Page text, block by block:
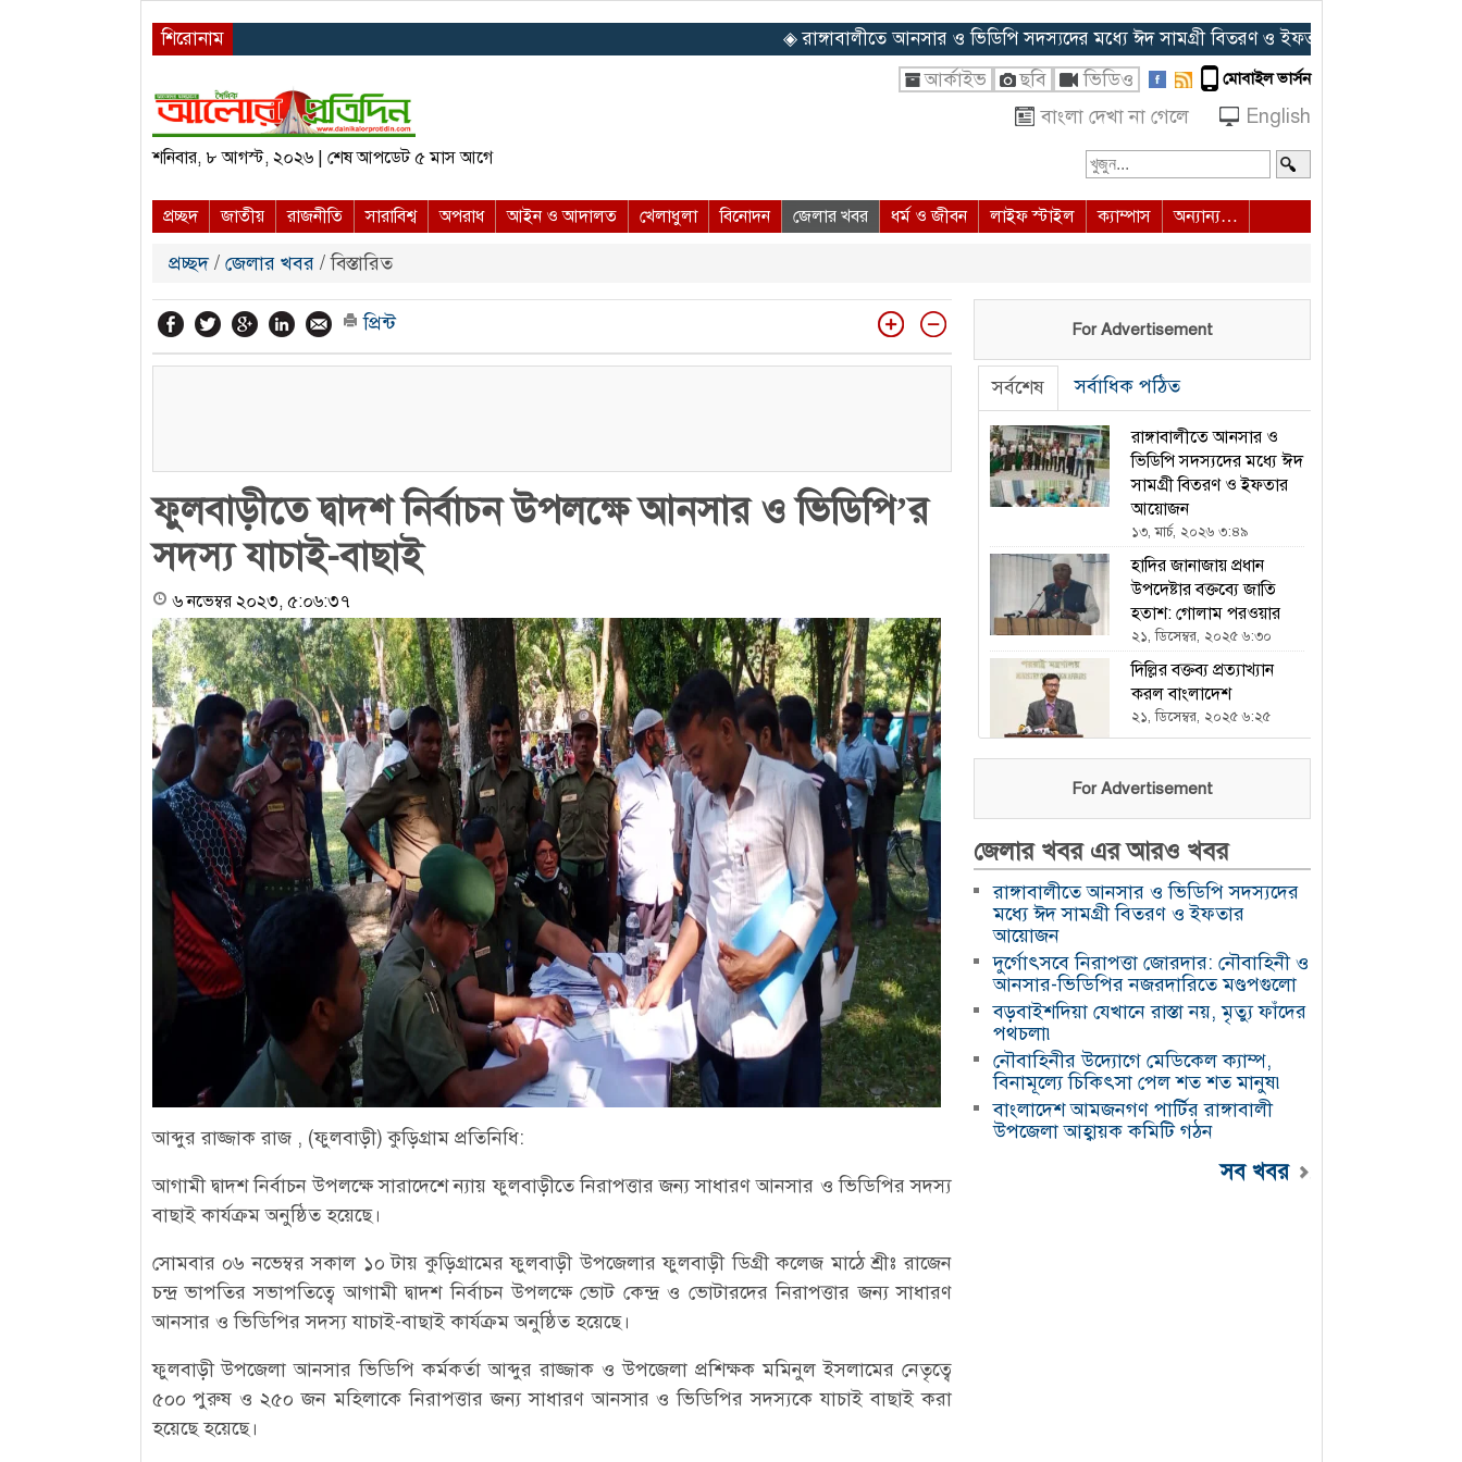
শিরোনাম ◈ রাঙ্গাবালীতে আনসার ও ভিডিপি সদস্যদের মধ্যে ঈদ সামগ্রী বিতরণ ও ইফতার আয়োজন
শনিবার, ৮ আগস্ট, ২০২৬ | শেষ আপডেট ৫ মাস আগে
মোবাইল ভার্সন
ভিডিও
ছবি
আর্কাইভ
English
বাংলা দেখা না গেলে
প্রচ্ছদ জাতীয় রাজনীতি সারাবিশ্ব অপরাধ আইন ও আদালত খেলাধুলা বিনোদন জেলার খবর ধর্ম ও জীবন লাইফ স্টাইল ক্যাম্পাস অন্যান্য…
প্রচ্ছদ/ জেলার খবর/ বিস্তারিত
প্রিন্ট
ফুলবাড়ীতে দ্বাদশ নির্বাচন উপলক্ষে আনসার ও ভিডিপি’র
সদস্য যাচাই-বাছাই
৬ নভেম্বর ২০২৩, ৫:০৬:৩৭
আব্দুর রাজ্জাক রাজ , (ফুলবাড়ী) কুড়িগ্রাম প্রতিনিধি:
আগামী দ্বাদশ নির্বাচন উপলক্ষে সারাদেশে ন্যায় ফুলবাড়ীতে নিরাপত্তার জন্য সাধারণ আনসার ও ভিডিপির সদস্য
বাছাই কার্যক্রম অনুষ্ঠিত হয়েছে।
সোমবার ০৬ নভেম্বর সকাল ১০ টায় কুড়িগ্রামের ফুলবাড়ী উপজেলার ফুলবাড়ী ডিগ্রী কলেজ মাঠে শ্রীঃ রাজেন
চন্দ্র ভাপতির সভাপতিত্বে আগামী দ্বাদশ নির্বাচন উপলক্ষে ভোট কেন্দ্র ও ভোটারদের নিরাপত্তার জন্য সাধারণ
আনসার ও ভিডিপির সদস্য যাচাই-বাছাই কার্যক্রম অনুষ্ঠিত হয়েছে।
ফুলবাড়ী উপজেলা আনসার ভিডিপি কর্মকর্তা আব্দুর রাজ্জাক ও উপজেলা প্রশিক্ষক মমিনুল ইসলামের নেতৃত্বে
৫০০ পুরুষ ও ২৫০ জন মহিলাকে নিরাপত্তার জন্য সাধারণ আনসার ও ভিডিপির সদস্যকে যাচাই বাছাই করা
হয়েছে হয়েছে।
For Advertisement
সর্বশেষ সর্বাধিক পঠিত
রাঙ্গাবালীতে আনসার ও
ভিডিপি সদস্যদের মধ্যে ঈদ
সামগ্রী বিতরণ ও ইফতার
আয়োজন
১৩, মার্চ, ২০২৬ ৩:৪৯
হাদির জানাজায় প্রধান
উপদেষ্টার বক্তব্যে জাতি
হতাশ: গোলাম পরওয়ার
২১, ডিসেম্বর, ২০২৫ ৬:৩০
দিল্লির বক্তব্য প্রত্যাখ্যান
করল বাংলাদেশ
২১, ডিসেম্বর, ২০২৫ ৬:২৫
ভারতকে হারিয়ে এশিয়া
কাপে চ্যাম্পিয়ন পাকিস্তান
এখন থেকে যৌথ বাহিনীর
অভিযান চলবে : ইসি
২১, ডিসেম্বর, ২০২৫ ৬:২১
হযরত শাহজালাল
আন্তর্জাতিক বিমানবন্দরে
আগুন, ২১ আনসার সদস্য
১৮, অক্টোবর, ২০২৫ ৯:১০
দুর্গোৎসবে নিরাপত্তা
জোরদার: নৌবাহিনী ও
আনসার-ভিডিপির
নজরদারিতে মণ্ডপগুলো
১, অক্টোবর, ২০২৫ ৪:৩০
For Advertisement
জেলার খবর এর আরও খবর
রাঙ্গাবালীতে আনসার ও ভিডিপি সদস্যদের
মধ্যে ঈদ সামগ্রী বিতরণ ও ইফতার
আয়োজন
দুর্গোৎসবে নিরাপত্তা জোরদার: নৌবাহিনী ও
আনসার-ভিডিপির নজরদারিতে মণ্ডপগুলো
বড়বাইশদিয়া যেখানে রাস্তা নয়, মৃত্যু ফাঁদের
পথচলা৷
নৌবাহিনীর উদ্যোগে মেডিকেল ক্যাম্প,
বিনামূল্যে চিকিৎসা পেল শত শত মানুষ৷
বাংলাদেশ আমজনগণ পার্টির রাঙ্গাবালী
উপজেলা আহ্বায়ক কমিটি গঠন
সব খবর